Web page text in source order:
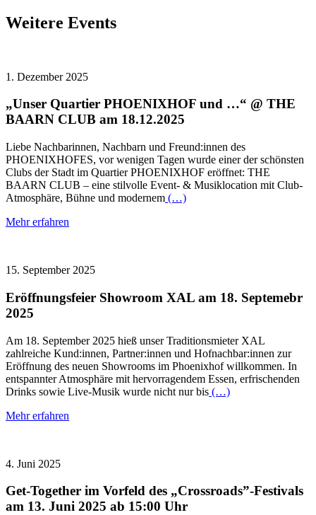
Weitere Events
1. Dezember 2025
„Unser Quartier PHOENIXHOF und …“ @ THE
BAARN CLUB am 18.12.2025
Liebe Nachbarinnen, Nachbarn und Freund:innen des
PHOENIXHOFES, vor wenigen Tagen wurde einer der schönsten
Clubs der Stadt im Quartier PHOENIXHOF eröffnet: THE
BAARN CLUB – eine stilvolle Event- & Musiklocation mit Club-
Atmosphäre, Bühne und modernem (…)
Mehr erfahren
15. September 2025
Eröffnungsfeier Showroom XAL am 18. Septemebr
2025
Am 18. September 2025 hieß unser Traditionsmieter XAL
zahlreiche Kund:innen, Partner:innen und Hofnachbar:innen zur
Eröffnung des neuen Showrooms im Phoenixhof willkommen. In
entspannter Atmosphäre mit hervorragendem Essen, erfrischenden
Drinks sowie Live-Musik wurde nicht nur bis (…)
Mehr erfahren
4. Juni 2025
Get-Together im Vorfeld des „Crossroads”-Festivals
am 13. Juni 2025 ab 15:00 Uhr